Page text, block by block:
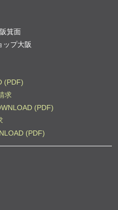
箕面
ップ大阪
(PDF)
求
(PDF)
(PDF)